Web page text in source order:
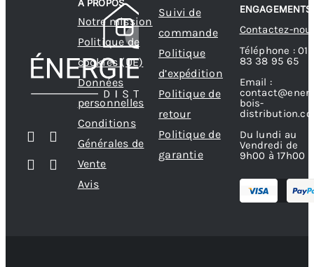
A PROPOS
Notre mission
Politique de
cookies (UE)
Données
personnelles
Conditions
Générales de
Vente
Avis
Suivi de
commande
Politique
d’expédition
Politique de
retour
Politique de
garantie
ENGAGEMENTS
Contactez-
Téléphone : 01
83 38 95 65
Email :
bois-
Du lundi au
Vendredi de
9h00 à 17h00